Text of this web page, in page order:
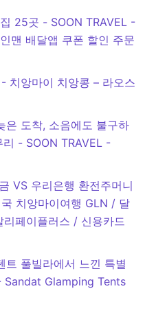
25곳 - SOON TRAVEL -
맨 배달앱 쿠폰 할인 주문
- 치앙마이 치앙콩 – 라오스
은 도착, 소음에도 불구하
- SOON TRAVEL -
VS 우리은행 환전주머니
치앙마이여행 GLN / 달
페이플러스 / 신용카드
풀빌라에서 느낀 특별
Sandat Glamping Tents